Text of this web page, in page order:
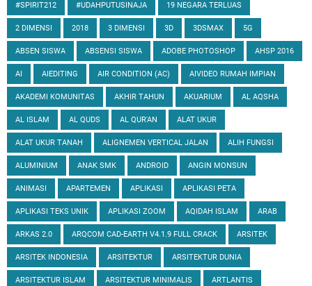
#SPIRIT212 #UDAHPUTUSINAJA 19 NEGARA TERLUAS
2 DIMENSI 2018 3 DIMENSI 3D 3DSMAX 5G
ABSEN SISWA ABSENSI SISWA ADOBE PHOTOSHOP AHSP 2016
AI AIEDITING AIR CONDITION (AC) AIVIDEO RUMAH IMPIAN
AKADEMI KOMUNITAS AKHIR TAHUN AKUARIUM AL AQSHA
AL ISLAM AL QUDS AL QUR'AN ALAT UKUR
ALAT UKUR TANAH ALIGNEMEN VERTICAL JALAN ALIH FUNGSI
ALUMINIUM ANAK SMK ANDROID ANGIN MONSUN
ANIMASI APARTEMEN APLIKASI APLIKASI PETA
APLIKASI TEKS UNIK APLIKASI ZOOM AQIDAH ISLAM ARAB
ARKAS 2.0 ARQCOM CAD-EARTH V4.1.9 FULL CRACK ARSITEK
ARSITEK INDONESIA ARSITEKTUR ARSITEKTUR DUNIA
ARSITEKTUR ISLAM ARSITEKTUR MINIMALIS ARTLANTIS